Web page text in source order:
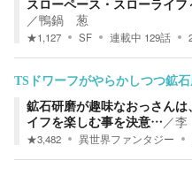
スローペース・スローライ
／鴨鍋 葱
★1,127 SF 連載中 129話
TSドワーフがやらかしつつ鉱
鉱石研磨が趣味なおっさん
イフを楽しむ事を決意…／
★3,482 異世界ファンタジー